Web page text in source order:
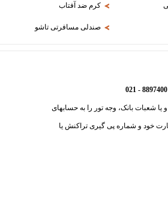
کرم ضد آفتاب
صندلی مسافرتی تاشو
یا شعبات بانک، وجه تور را به حسابهای
فروش شرکت تماس گرفته و 4 شماره آخر کارت خود و شماره پی گیری تراکنش یا